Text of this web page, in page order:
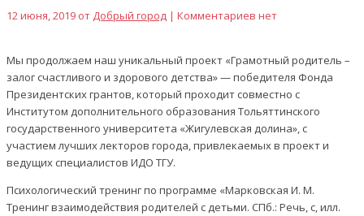
12 июня, 2019 от Добрый город | Комментариев нет
Мы продолжаем наш уникальный проект «Грамотный родитель –
залог счастливого и здорового детства» — победителя Фонда
Президентских грантов, который проходит совместно с
Институтом дополнительного образования Тольяттинского
государственного университета «Жигулевская долина», с
участием лучших лекторов города, привлекаемых в проект и
ведущих специалистов ИДО ТГУ.
Психологический тренинг по программе «Марковская И. М.
Тренинг взаимодействия родителей с детьми. СПб.: Речь, с, илл.